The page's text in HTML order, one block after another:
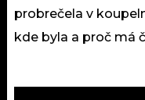
probrečela v
kde byla a proč má